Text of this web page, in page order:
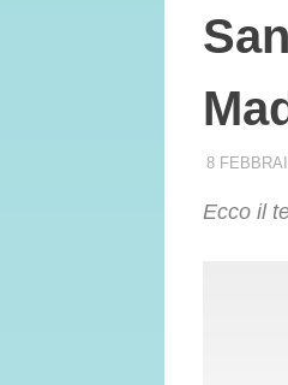
8
Ecco il